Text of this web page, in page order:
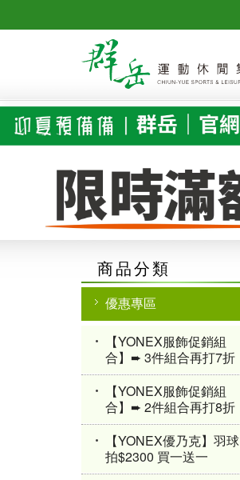
商品分類
優惠專區
【YONEX服飾促銷組
合】➨ 3件組合再打7折
【YONEX服飾促銷組
合】➨ 2件組合再打8折
【YONEX優乃克】羽球
拍$2300 買一送一